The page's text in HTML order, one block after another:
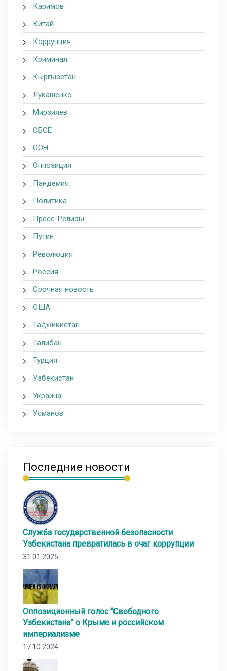
Каримов
Китай
Коррупция
Криминал
Кыргызстан
Лукашенко
Мирзияев
ОБСЕ
ООН
Оппозиция
Пандемия
Политика
Пресс-Релизы
Путин
Революция
Россия
Срочная новость
США
Таджикистан
Талибан
Турция
Узбекистан
Украина
Усманов
Последние новости
Служба государственной безопасности
Узбекистана превратилась в очаг коррупции
31.01.2025
Оппозиционный голос “Свободного
Узбекистана” о Крыме и российском
империализме
17.10.2024